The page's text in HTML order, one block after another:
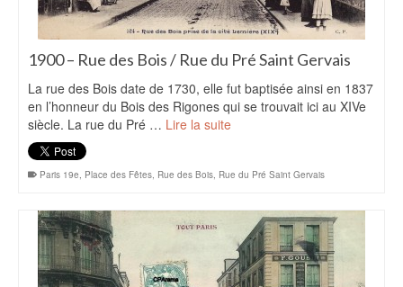
1900 – Rue des Bois / Rue du Pré Saint Gervais
La rue des Bois date de 1730, elle fut baptisée ainsi en 1837
en l’honneur du Bois des Rigones qui se trouvait ici au XIVe
siècle. La rue du Pré … Lire la suite
Paris 19e, Place des Fêtes, Rue des Bois, Rue du Pré Saint Gervais